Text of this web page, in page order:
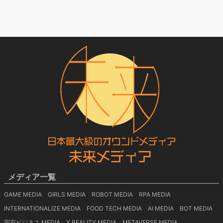
メディア一覧
GAME MEDIA GIRLS MEDIA ROBOT MEDIA
RPA MEDIA
INTERNATIONALIZE MEDIA
FOOD TECH MEDIA AI MEDIA
BOT MEDIA